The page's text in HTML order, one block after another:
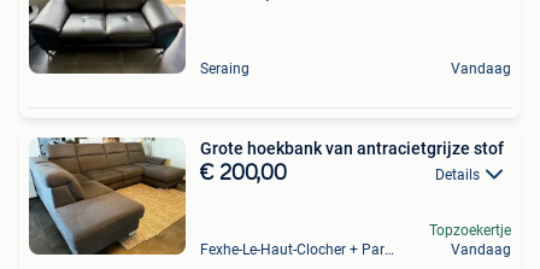
Seraing Vandaag
Grote hoekbank van antracietgrijze stof
€ 200,00 Details
Fexhe-Le-Haut-Clocher + Partie De Momalle
Topzoekertje
Vandaag